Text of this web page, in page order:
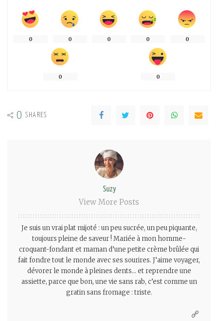
0 0 0 0 0
0 0
0 SHARES
Suzy
View More Posts
Je suis un vrai plat mijoté : un peu sucrée, un peu piquante,
toujours pleine de saveur ! Mariée à mon homme-
croquant-fondant et maman d’une petite crème brûlée qui
fait fondre tout le monde avec ses sourires. J’aime voyager,
dévorer le monde à pleines dents… et reprendre une
assiette, parce que bon, une vie sans rab, c’est comme un
gratin sans fromage : triste.